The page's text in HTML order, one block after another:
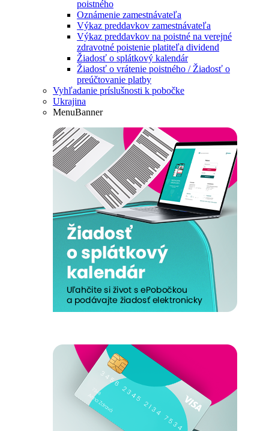
poistného
Oznámenie zamestnávateľa
Výkaz preddavkov zamestnávateľa
Výkaz preddavkov na poistné na verejné
zdravotné poistenie platiteľa dividend
Žiadosť o splátkový kalendár
Žiadosť o vrátenie poistného / Žiadosť o
preúčtovanie platby
Vyhľadanie príslušnosti k pobočke
Ukrajina
MenuBanner